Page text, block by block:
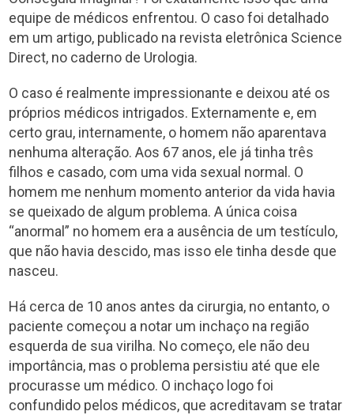
equipe de médicos enfrentou. O caso foi detalhado
em um artigo, publicado na revista eletrônica Science
Direct, no caderno de Urologia.
O caso é realmente impressionante e deixou até os
próprios médicos intrigados. Externamente e, em
certo grau, internamente, o homem não aparentava
nenhuma alteração. Aos 67 anos, ele já tinha três
filhos e casado, com uma vida sexual normal. O
homem me nenhum momento anterior da vida havia
se queixado de algum problema. A única coisa
“anormal” no homem era a ausência de um testículo,
que não havia descido, mas isso ele tinha desde que
nasceu.
Há cerca de 10 anos antes da cirurgia, no entanto, o
paciente começou a notar um inchaço na região
esquerda de sua virilha. No começo, ele não deu
importância, mas o problema persistiu até que ele
procurasse um médico. O inchaço logo foi
confundido pelos médicos, que acreditavam se tratar